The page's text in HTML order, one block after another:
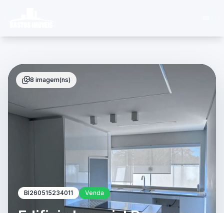
BI260515234011 Venda
8 imagem(ns)